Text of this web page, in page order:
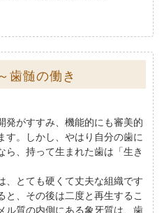
歯髄の働き
発がすすみ、機能的にも審美的
す。しかし、やはり自分の歯に
ら、持って生まれた歯は「生き
、とても硬くて丈夫な組織です
、その後は二度と再生するこ
ル質の内側にある象牙質は、歯